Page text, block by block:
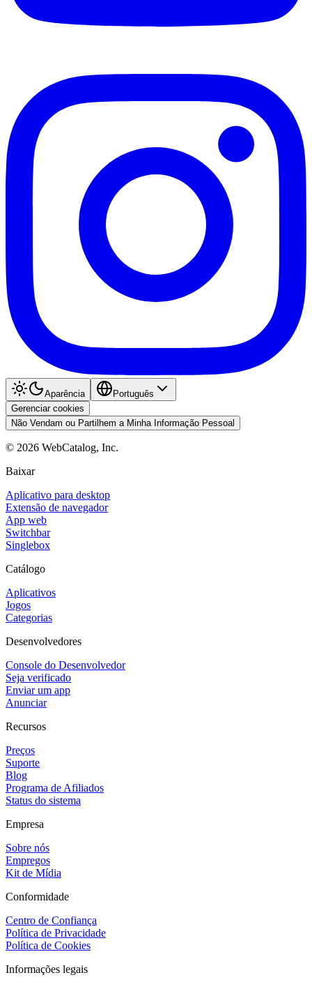
Aparência
Português
Gerenciar cookies
Não Vendam ou Partilhem a Minha Informação Pessoal
© 2026 WebCatalog, Inc.
Baixar
Aplicativo para desktop
Extensão de navegador
App web
Switchbar
Singlebox
Catálogo
Aplicativos
Jogos
Categorias
Desenvolvedores
Console do Desenvolvedor
Seja verificado
Enviar um app
Anunciar
Recursos
Preços
Suporte
Blog
Programa de Afiliados
Status do sistema
Empresa
Sobre nós
Empregos
Kit de Mídia
Conformidade
Centro de Confiança
Política de Privacidade
Política de Cookies
Informações legais